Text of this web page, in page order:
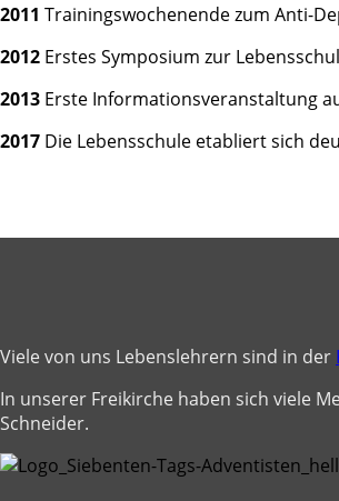
2011 Trainingswochenende zum Anti-
2012 Erstes Symposium zur
2013 Erste Informationsveranstaltung
2017 Die Lebensschule etabliert sich
Viele von uns Lebenslehrern sind in der
In unserer Freikirche haben sich viele
Schneider.